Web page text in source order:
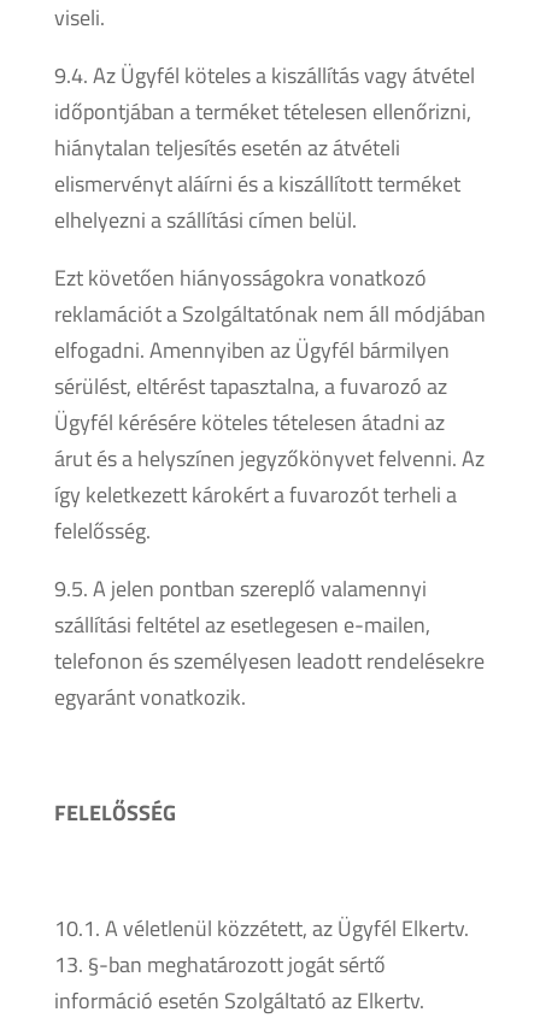
viseli.
9.4. Az Ügyfél köteles a kiszállítás vagy átvétel
időpontjában a terméket tételesen ellenőrizni,
hiánytalan teljesítés esetén az átvételi
elismervényt aláírni és a kiszállított terméket
elhelyezni a szállítási címen belül.
Ezt követően hiányosságokra vonatkozó
reklamációt a Szolgáltatónak nem áll módjában
elfogadni. Amennyiben az Ügyfél bármilyen
sérülést, eltérést tapasztalna, a fuvarozó az
Ügyfél kérésére köteles tételesen átadni az
árut és a helyszínen jegyzőkönyvet felvenni. Az
így keletkezett károkért a fuvarozót terheli a
felelősség.
9.5. A jelen pontban szereplő valamennyi
szállítási feltétel az esetlegesen e-mailen,
telefonon és személyesen leadott rendelésekre
egyaránt vonatkozik.
FELELŐSSÉG
10.1. A véletlenül közzétett, az Ügyfél Elkertv.
13. §-ban meghatározott jogát sértő
információ esetén Szolgáltató az Elkertv.